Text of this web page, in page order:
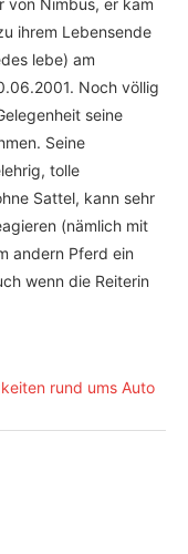
von Nimbus, er kam
ihrem Lebensende
lebe) am
Noch völlig
seine
Seine
tolle
Sattel, kann sehr
(nämlich mit
andern Pferd ein
wenn die Reiterin